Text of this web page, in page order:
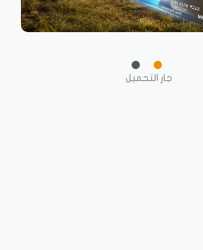
جار التحميل